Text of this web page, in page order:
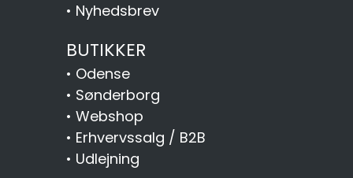
• Nyhedsbrev
BUTIKKER
• Odense
• Sønderborg
• Webshop
• Erhvervssalg / B2B
• Udlejning